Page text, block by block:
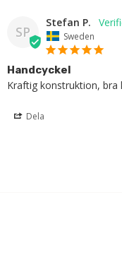
SP
Stefan P.
Sweden
Handcyckel
Kraftig konstruktion, bra
Dela